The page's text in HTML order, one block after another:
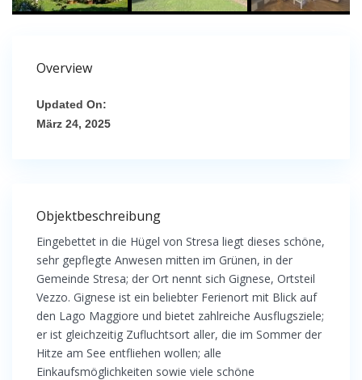
Overview
Updated On:
März 24, 2025
Objektbeschreibung
Eingebettet in die Hügel von Stresa liegt dieses schöne,
sehr gepflegte Anwesen mitten im Grünen, in der
Gemeinde Stresa; der Ort nennt sich Gignese, Ortsteil
Vezzo. Gignese ist ein beliebter Ferienort mit Blick auf
den Lago Maggiore und bietet zahlreiche Ausflugsziele;
er ist gleichzeitig Zufluchtsort aller, die im Sommer der
Hitze am See entfliehen wollen; alle
Einkaufsmöglichkeiten sowie viele schöne